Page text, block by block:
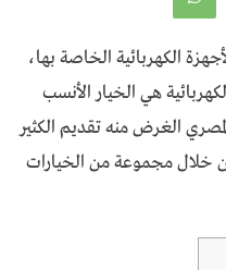
الكهربائية الخاصة بها،
هي الخيار الأنسب
الغرض منه تقديم الكثير
من خلال مجموعة من الخيارات